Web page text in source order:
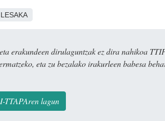
LESAKA
erakundeen dirulaguntzak ez dira nahikoa
eta zu bezalako irakurleen babesa
TTAPAren lagun